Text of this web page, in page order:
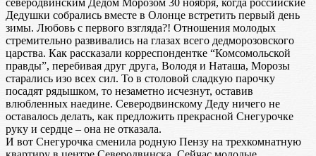
Дедушки собрались вместе в Олонце встретить первый день
зимы. Любовь с первого взгляда?! Отношения молодых
стремительно развивались на глазах всего дедморозовского
царства. Как рассказали корреспондентке “Комсомольской
правды”, перебивая друг друга, Володя и Наташа, Морозы
старались изо всех сил. То в столовой сладкую парочку
посадят рядышком, то незаметно исчезнут, оставив
влюбленных наедине. Северодвинскому Деду ничего не
оставалось делать, как предложить прекрасной Снегурочке
руку и сердце – она не отказала.
И вот Снегурочка сменила родную Пензу на трехкомнатную